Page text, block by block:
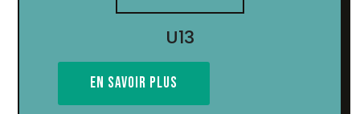
U13
EN SAVOIR PLUS